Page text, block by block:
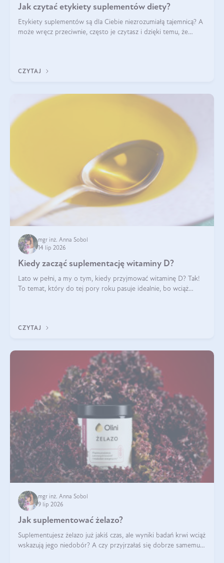
Jak czytać etykiety suplementów diety?
Etykiety suplementów są dla Ciebie niezrozumiałą tajemnicą? A
może wręcz przeciwnie, często je czytasz i dzięki temu, że
CZYTAJ
mgr inż. Anna Sobol
14 lip 2026
Kiedy zacząć suplementację witaminy D?
Lato w pełni, a my o tym, kiedy przyjmować witaminę D? Tak!
To temat, który do tej pory roku pasuje idealnie, bo wciąż
CZYTAJ
mgr inż. Anna Sobol
9 lip 2026
Jak suplementować żelazo?
Suplementujesz żelazo już jakiś czas, ale wyniki badań krwi wciąż
wskazują jego niedobór? A czy przyjrzałaś się dobrze samemu